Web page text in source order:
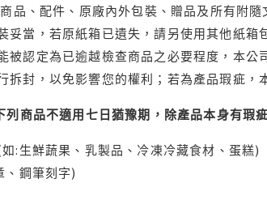
品、配件、原廠內外包裝、贈品及所有附隨
妥當，若原紙箱已遺失，請另使用其他紙
被認定為已逾越檢查商品之必要程度，本
封，以免影響您的權利；若為產品瑕疵，
商品不適用七日猶豫期，除產品本身有瑕
:生鮮蔬果、乳製品、冷凍冷藏食材、蛋糕)
、鋼筆刻字)